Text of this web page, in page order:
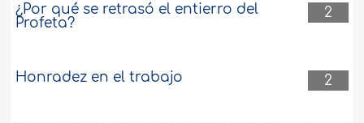
2
¿Por qué se retrasó el entierro del
Profeta?
2
Honradez en el trabajo